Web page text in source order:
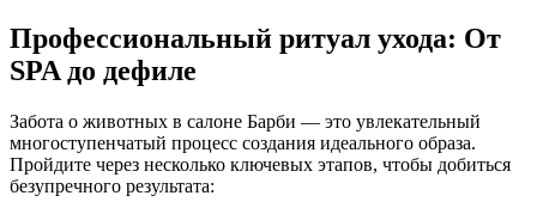
Профессиональный ритуал ухода: От
SPA до дефиле
Забота о животных в салоне Барби — это увлекательный
многоступенчатый процесс создания идеального образа.
Пройдите через несколько ключевых этапов, чтобы добиться
безупречного результата: